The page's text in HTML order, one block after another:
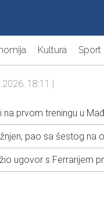
Kultura Sport
18:11 |
na prvom treningu u
pao sa šestog na
ugovor s Ferrarijem